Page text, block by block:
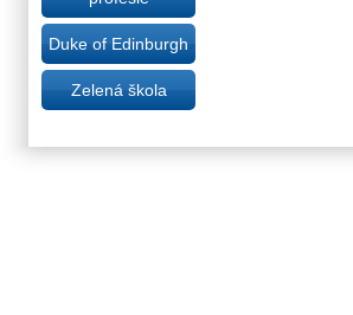
Duke of Edinburgh
Zelená škola